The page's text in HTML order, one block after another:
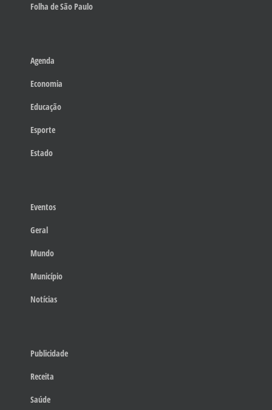
Folha de São Paulo
Agenda
Economia
Educação
Esporte
Estado
Eventos
Geral
Mundo
Município
Notícias
Publicidade
Receita
Saúde